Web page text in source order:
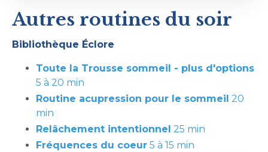
Autres routines du soir
Bibliothèque Éclore
Toute la Trousse sommeil - plus d'options
5 à 20 min
Routine acupression pour le sommeil 20
min
Relâchement intentionnel 25 min
Fréquences du coeur 5 à 15 min